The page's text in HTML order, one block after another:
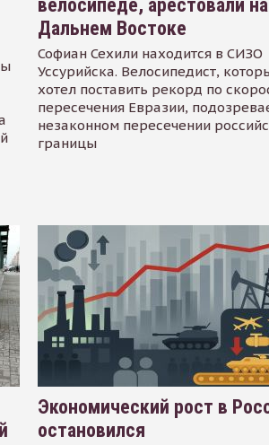
велосипеде, арестовали на
Дальнем Востоке
Софиан Сехили находится в СИЗО
Уссурийска. Велосипедист,
хотел поставить рекорд по
пересечения Евразии,
незаконном пересечении
границы
Экономический рост в
остановился